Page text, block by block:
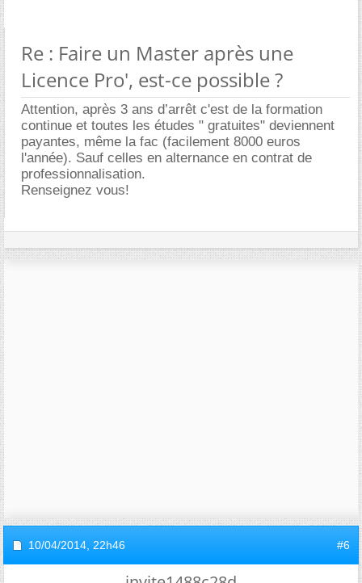
Re : Faire un Master après une
Licence Pro', est-ce possible ?
Attention, après 3 ans d’arrêt c'est de la formation
continue et toutes les études " gratuites" deviennent
payantes, même la fac (facilement 8000 euros
l'année). Sauf celles en alternance en contrat de
professionnalisation.
Renseignez vous!
10/04/2014, 22h46 #6